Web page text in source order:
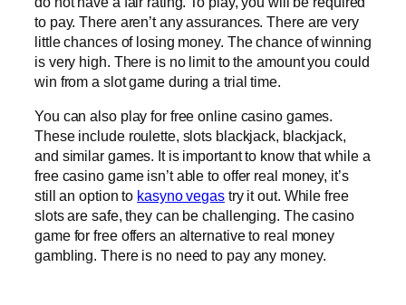
to pay. There aren’t any assurances. There are very
little chances of losing money. The chance of winning
is very high. There is no limit to the amount you could
win from a slot game during a trial time.
You can also play for free online casino games.
These include roulette, slots blackjack, blackjack,
and similar games. It is important to know that while a
free casino game isn’t able to offer real money, it’s
still an option to kasyno vegastry it out. While free
slots are safe, they can be challenging. The casino
game for free offers an alternative to real money
gambling. There is no need to pay any money.